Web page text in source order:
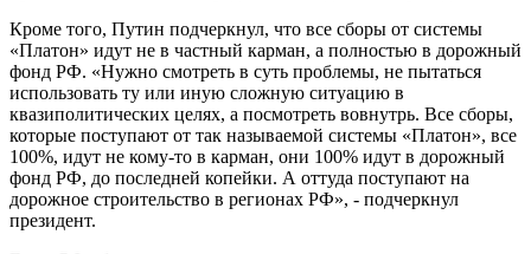
Кроме того, Путин подчеркнул, что все сборы от системы
«Платон» идут не в частный карман, а полностью в дорожный
фонд РФ. «Нужно смотреть в суть проблемы, не пытаться
использовать ту или иную сложную ситуацию в
квазиполитических целях, а посмотреть вовнутрь. Все сборы,
которые поступают от так называемой системы «Платон», все
100%, идут не кому-то в карман, они 100% идут в дорожный
фонд РФ, до последней копейки. А оттуда поступают на
дорожное строительство в регионах РФ», - подчеркнул
президент.